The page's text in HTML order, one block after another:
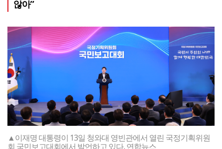
않아”
▲이재명 대통령이 13일 청와대 영빈관에서 열린 국정기획위원
회 국민보고대회에서 발언하고 있다. 연합뉴스